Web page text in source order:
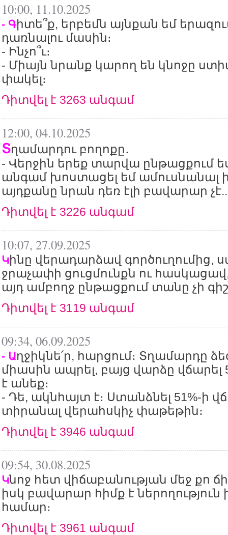
10:00, 11.10.2025
- Գիտե՞ք, երբեմն այնքան եմ
դառնալու մասին։
- Ինչո՞ւ։
- Միայն նրանք կարող են կնոջը
փակել։
Դիտվել է 3263 անգամ
12:00, 04.10.2025
Տղամարդու բողոքը․
- Վերջին երեք տարվա ընթացքում
անգամ խոստացել եմ ամուսնանալ
այդքանը նրան դեռ էլի բավարար
Դիտվել է 3226 անգամ
10:07, 27.09.2025
Կինը վերադարձավ գործուղումից,
ջրաչափի ցուցմունքն ու
այդ ամբողջ ընթացքում տանը չի
Դիտվել է 3119 անգամ
09:34, 06.09.2025
- Աղջիկնե՛ր, հարցում։ Տղամարդը
միասին ապրել, բայց վարձը վճարել
է անեք։
- Դե, ակնհայտ է։ Ստանձնել 51%-ի
տիրանալ վերահսկիչ փաթեթին։
Դիտվել է 3946 անգամ
09:54, 30.08.2025
Կնոջ հետ վիճաբանության մեջ քո
իսկ բավարար հիմք է ներողություն
համար։
Դիտվել է 3961 անգամ